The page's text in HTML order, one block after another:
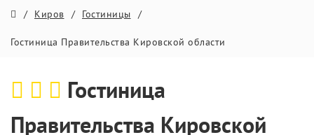
/ Киров / Гостиницы /
Гостиница Правительства Кировской области
Гостиница
Правительства Кировской